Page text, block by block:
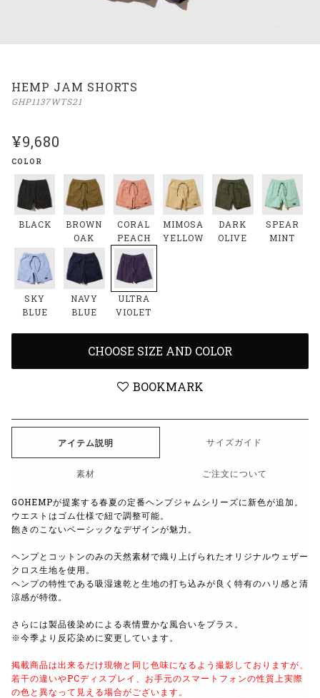
HEMP JAM SHORTS
GHP1137WTS21
¥9,680
COLOR
BLACK
BROWN
OAK
CORAL
PEACH
MIMOSA
YELLOW
DARK
OLIVE
SPEAR
MINT
SKY
BLUE
NAVY
BLUE
ULTRA
VIOLET
CHOOSE SIZE AND COLOR
BOOKMARK
アイテム説明 サイズガイド
素材 ご注文について
GOHEMPが提案する春夏の定番ヘンプジャムシリーズに新色が追加。
ウエストはゴム仕様で紐で調整可能。
飽きのこないベーシックなデザインが魅力。
ヘンプとコットンのみの天然素材で織り上げられたオリジナルウェザー
クロス生地を使用。
ヘンプの特性である吸湿速乾と生地の打ち込みが良く特有のハリ感と清
涼感が特徴。
さらには製品後染めによる表情豊かな風合いをプラス。
※今季より反応染めに変更しています。
掲載商品は出来るだけ現物と同じ色味になるよう 撮影しておりますが、
若干の違いやPCディスプレイ、 お手元のスマートフォンの性質上実際
の色と異なって見える場合がございます。